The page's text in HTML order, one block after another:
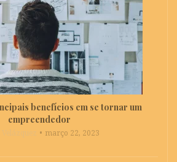
benefícios em se tornar um
empreendedor
março 22, 2023